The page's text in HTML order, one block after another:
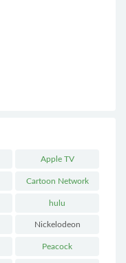
Apple TV
Cartoon Network
hulu
Nickelodeon
Peacock